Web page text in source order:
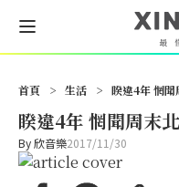
首頁 > 生活 > 睽違4年 惘
睽違4年 惘聞周末
By欣音樂2017/11/30